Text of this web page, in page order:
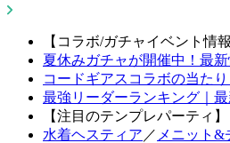
【コラボ/ガチャイベント情報
夏休みガチャが開催中！最
コードギアスコラボの当た
最強リーダーランキング｜最
【注目のテンプレパーティ】
水着ヘスティア ／ メニット&